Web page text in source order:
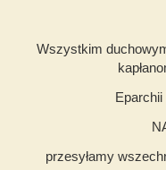
Wszystkim
przesyłamy